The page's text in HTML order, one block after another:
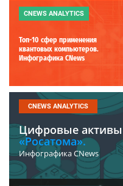
CNEWS ANALYTICS
Топ-10 сфер применения
квантовых компьютеров.
Инфографика CNews
CNEWS ANALYTICS
Цифровые активы
«Росатома».
Инфографика CNews